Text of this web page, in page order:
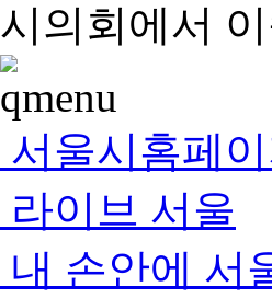
시의회에서
서울시홈페이
라이브 서울
내 손안에 서